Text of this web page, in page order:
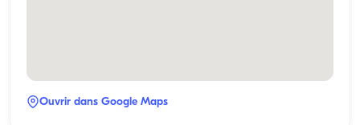
Ouvrir dans Google Maps